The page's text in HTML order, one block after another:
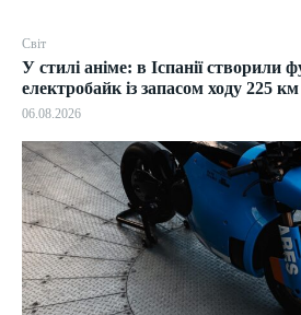
Світ
У стилі аніме: в Іспанії створили
електробайк із запасом ходу 225
06.08.2026